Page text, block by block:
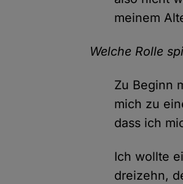
meinem
Welche Rolle
Zu Beginn
mich zu
dass ich
Ich wollte
dreizehn,